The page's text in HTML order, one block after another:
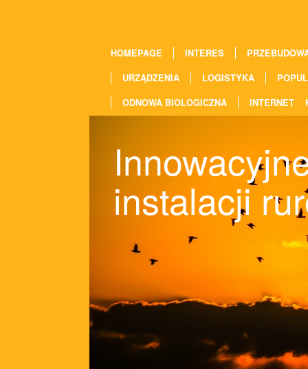
HOMEPAGE INTERES
URZĄDZENIA
LOGISTYKA
ODNOWA BIOLOGICZNA
INTERNET
instalacji